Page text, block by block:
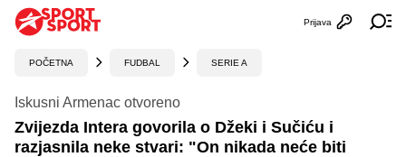
Otvori
Prijava
POČETNA FUDBAL SERIE A
Iskusni Armenac otvoreno
Zvijezda Intera govorila o Džeki i Sučiću i
razjasnila neke stvari: "On nikada neće biti